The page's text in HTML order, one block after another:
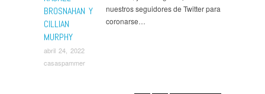
BROSNAHAN Y
CILLIAN
MURPHY
abril 24, 2022
casaspammer
nuestros seguidores de Twitter para
coronarse…